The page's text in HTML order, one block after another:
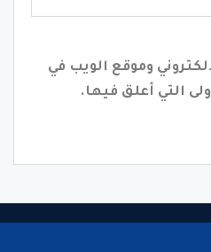
وموقع الويب في
التي أعلق فيها.